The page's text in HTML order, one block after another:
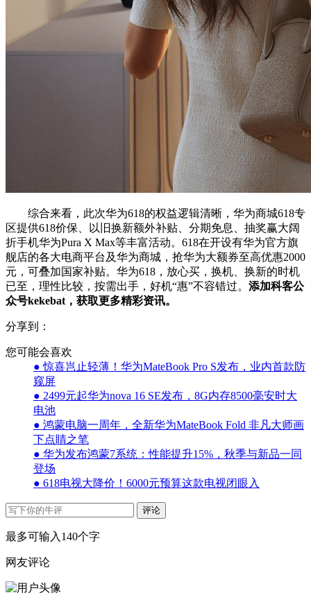
综合来看，此次华为618的权益逻辑清晰，华为商城618专
区提供618价保、以旧换新额外补贴、分期免息、抽奖赢大阔
折手机华为Pura X Max等丰富活动。618在开设有华为官方旗
舰店的各大电商平台及华为商城，抢华为大额券至高优惠2000
元，可叠加国家补贴。华为618，放心买，换机、换新的时机
已至，理性比较，按需出手，好机“惠”不容错过。 添加科客公
众号kekebat，获取更多精彩资讯。
分享到：
您可能会喜欢
● 惊喜岂止轻薄！华为MateBook Pro S发布，业内首款防
窥屏
● 2499元起华为nova 16 SE发布，8G内存8500毫安时大
电池
● 鸿蒙电脑一周年，全新华为MateBook Fold 非凡大师画
下点睛之笔
● 华为发布鸿蒙7系统：性能提升15%，秋季与新品一同
登场
● 618电视大降价！6000元预算这款电视闭眼入
评论
最多可输入140个字
网友评论